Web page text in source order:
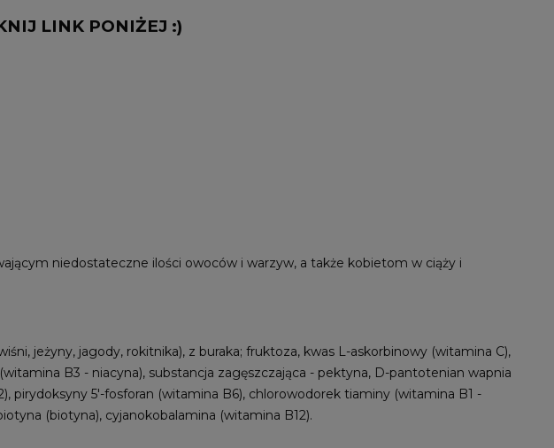
LINK PONIŻEJ :)
niedostateczne ilości owoców i warzyw, a także kobietom w ciąży i
jeżyny, jagody, rokitnika), z buraka; fruktoza, kwas L-askorbinowy (witamina C),
B3 - niacyna), substancja zagęszczająca - pektyna, D-pantotenian wapnia
pirydoksyny 5'-fosforan (witamina B6), chlorowodorek tiaminy (witamina B1 -
(biotyna), cyjanokobalamina (witamina B12).